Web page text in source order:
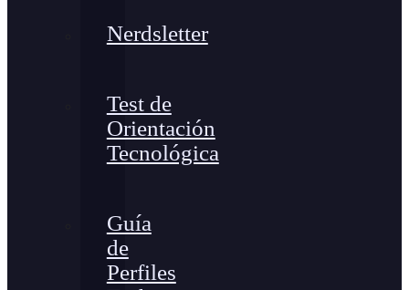
Nerdsletter
Test de
Orientación
Tecnológica
Guía
de
Perfiles